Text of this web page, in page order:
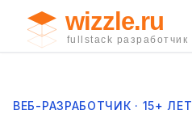
ВЕБ-РАЗРАБОТЧИК · 15+ ЛЕТ